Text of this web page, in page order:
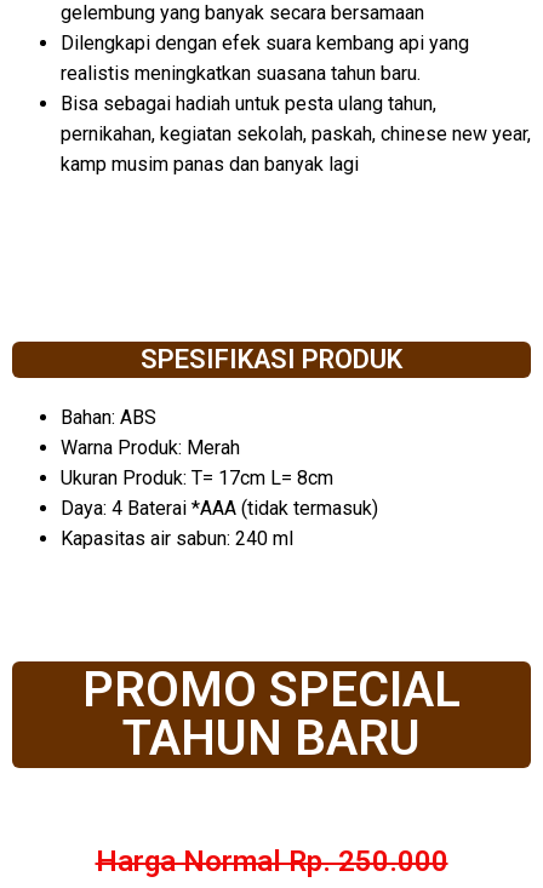
gelembung yang banyak secara bersamaan
Dilengkapi dengan efek suara kembang api yang
realistis meningkatkan suasana tahun baru.
Bisa sebagai hadiah untuk pesta ulang tahun,
pernikahan, kegiatan sekolah, paskah, chinese new year,
kamp musim panas dan banyak lagi
SPESIFIKASI PRODUK
Bahan: ABS
Warna Produk: Merah
Ukuran Produk: T= 17cm L= 8cm
Daya: 4 Baterai *AAA (tidak termasuk)
Kapasitas air sabun: 240 ml
PROMO SPECIAL
TAHUN BARU
Harga Normal Rp. 250.000